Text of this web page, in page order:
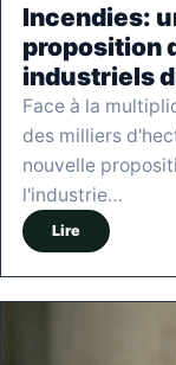
Incendies:
proposition
industriels
Face à la
des milliers
nouvelle
l'industrie…
Lire